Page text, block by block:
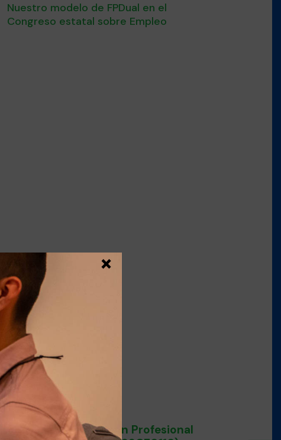
Nuestro modelo de FPDual en el
Congreso estatal sobre Empleo
de la Formación Profesional
×